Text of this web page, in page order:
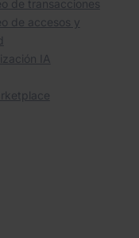
de transacciones
de accesos y
IA